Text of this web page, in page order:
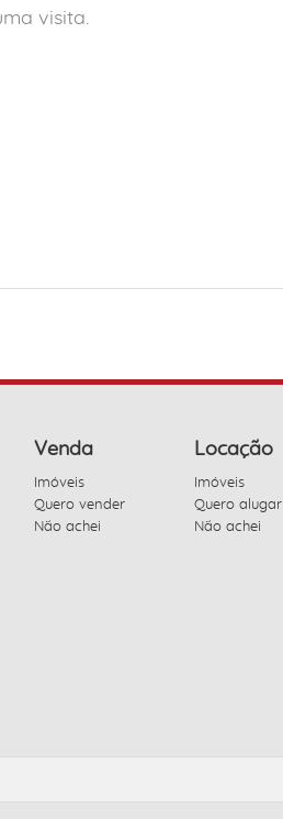
visita.
Venda
Imóveis
Quero vender
Não achei
Locação
Imóveis
Quero alugar
Não achei